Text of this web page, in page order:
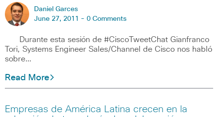
Daniel Garces
June 27, 2011 - 0 Comments
Durante esta sesión de #CiscoTweetChat Gianfranco
Tori, Systems Engineer Sales/Channel de Cisco nos habló
sobre…
Read More
Empresas de América Latina crecen en la